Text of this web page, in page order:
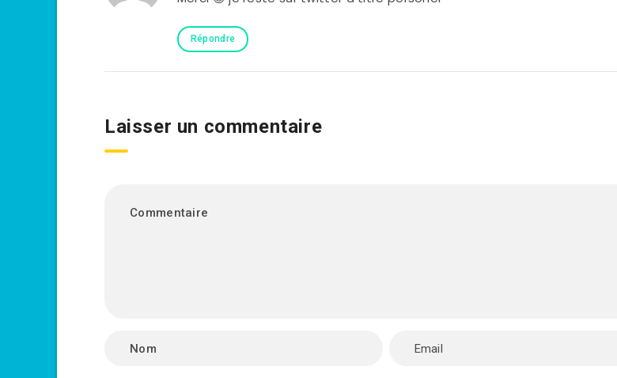
Répondre
Laisser un commentaire